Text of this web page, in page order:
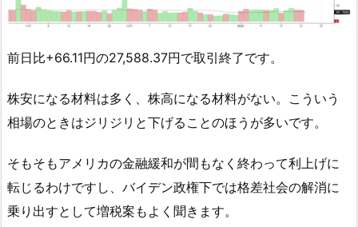
前日比+66.11円の27,588.37円で取引終了です。
株安になる材料は多く、株高になる材料がない。こういう
相場のときはジリジリと下げることのほうが多いです。
そもそもアメリカの金融緩和が間もなく終わって利上げに
転じるわけですし、バイデン政権下では格差社会の解消に
乗り出すとして増税案もよく聞きます。